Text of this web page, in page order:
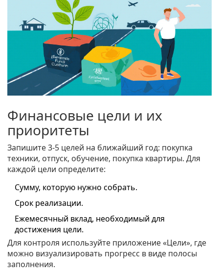
Финансовые цели и их
приоритеты
Запишите 3‑5 целей на ближайший год: покупка
техники, отпуск, обучение, покупка квартиры. Для
каждой цели определите:
Сумму, которую нужно собрать.
Срок реализации.
Ежемесячный вклад, необходимый для
достижения цели.
Для контроля используйте приложение «Цели», где
можно визуализировать прогресс в виде полосы
заполнения.